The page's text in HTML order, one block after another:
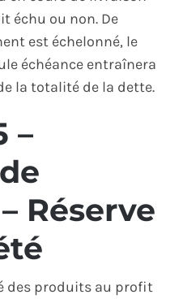
échu ou non. De
est échelonné, le
échéance entraînera
la totalité de la dette.
–
Réserve
des produits au profit